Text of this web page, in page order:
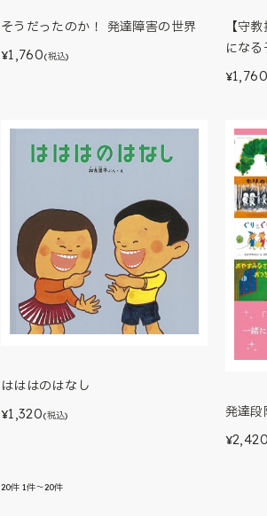
そうだったのか！ 発達障害の世界
¥1,760(税込)
【守
にな
¥1,760
はははのはなし
¥1,320(税込) 発達段
¥2,420
20件 1件～20件